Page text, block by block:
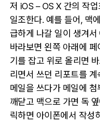
저 iOS – OS X 간의 작
일조한다. 예를 들어, 맥
급하게 나갈 일이 생겨
바라보면 왼쪽 아래에
기를 잡고 위로 올리면
리면서 쓰던 리포트를
메일을 쓰다가 메일에
깨닫고 맥으로 가면 독
릭하면 아이폰에서 작성